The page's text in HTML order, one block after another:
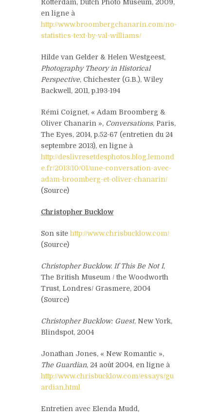
Rotterdam, Dutch Photo Museum, 2009,
en ligne à
http://www.broombergchanarin.com/no-
statistics-text-by-val-williams/
Hilde van Gelder & Helen Westgeest,
Photography Theory in Historical
Perspective, Chichester (G.B.), Wiley
Backwell, 2011, p.193-194
Rémi Coignet, « Adam Broomberg &
Oliver Chanarin », Conversations, Paris,
The Eyes, 2014, p.52-67 (entretien du 24
septembre 2013), en ligne à
http://deslivresetdesphotos.blog.lemond
e.fr/2013/10/01/une-conversation-avec-
adam-broomberg-et-oliver-chanarin/
(Source)
Christopher Bucklow
Son site http://www.chrisbucklow.com/
(Source)
Christopher Bucklow. If This Be Not I,
The British Museum / the Woodworth
Trust, Londres/ Grasmere, 2004
(Source)
Christopher Bucklow: Guest, New York,
Blindspot, 2004
Jonathan Jones, « New Romantic »,
The Guardian, 24 août 2004, en ligne à
http://www.chrisbucklow.com/essays/gu
ardian.html
Entretien avec Elenda Mudd,